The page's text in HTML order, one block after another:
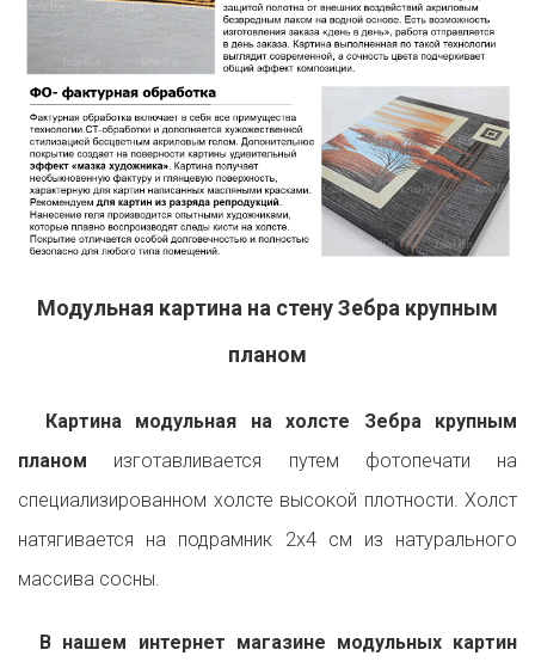
Модульная картина на стену Зебра крупным
планом
Картина модульная на холсте Зебра крупным
планом изготавливается путем фотопечати на
специализированном холсте высокой плотности. Холст
натягивается на подрамник 2х4 см из натурального
массива сосны.
В нашем интернет магазине модульных картин